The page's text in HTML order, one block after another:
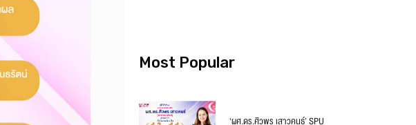
Most Popular